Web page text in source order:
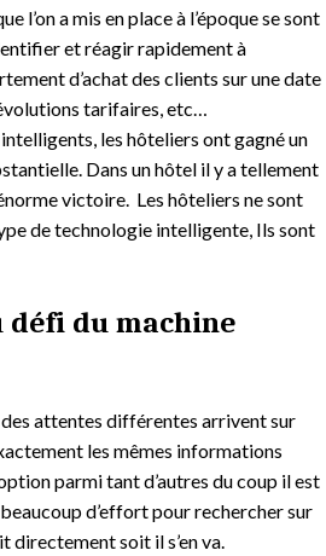
l’on a mis en place à l’époque se sont
et réagir rapidement à
d’achat des clients sur une date
tarifaires, etc…
les hôteliers ont gagné un
Dans un hôtel il y a tellement
victoire. Les hôteliers ne sont
de technologie intelligente, Ils sont
du machine
attentes différentes arrivent sur
les mêmes informations
parmi tant d’autres du coup il est
d’effort pour rechercher sur
directement soit il s’en va.